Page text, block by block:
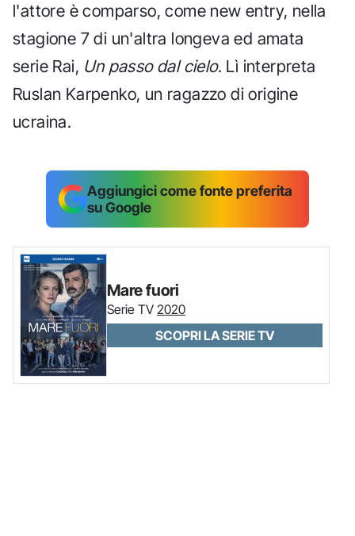
l'attore è comparso, come new entry, nella
stagione 7 di un'altra longeva ed amata
serie Rai, Un passo dal cielo. Lì interpreta
Ruslan Karpenko, un ragazzo di origine
ucraina.
Aggiungici come fonte preferita
su Google
Mare fuori
Serie TV 2020
SCOPRI LA SERIE TV